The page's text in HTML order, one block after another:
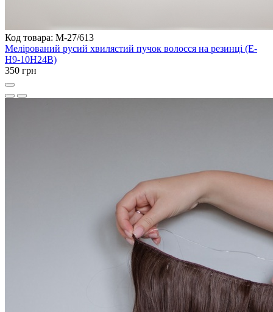
Код товара: M-27/613
Мелірований русий хвилястий пучок волосся на резинці (E-
H9-10H24B)
350 грн